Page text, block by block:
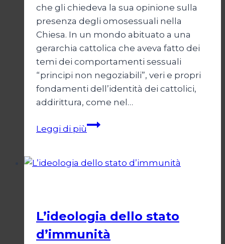
che gli chiedeva la sua opinione sulla
presenza degli omosessuali nella
Chiesa. In un mondo abituato a una
gerarchia cattolica che aveva fatto dei
temi dei comportamenti sessuali
“principi non negoziabili”, veri e propri
fondamenti dell’identità dei cattolici,
addirittura, come nel…
Leggi di piùChi
per
L’ideologia dello stato
d’immunità